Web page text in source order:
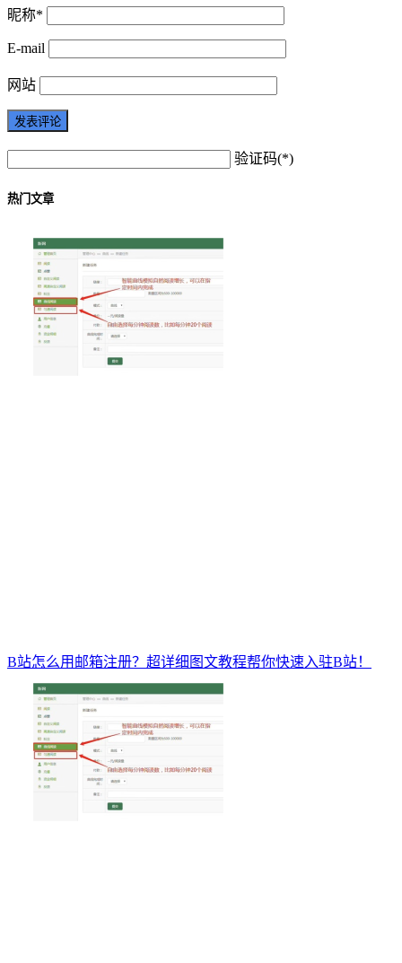
昵称*
E-mail
网站
验证码(*)
热门文章
B站怎么用邮箱注册？超详细图文教程帮你快速入驻B站！